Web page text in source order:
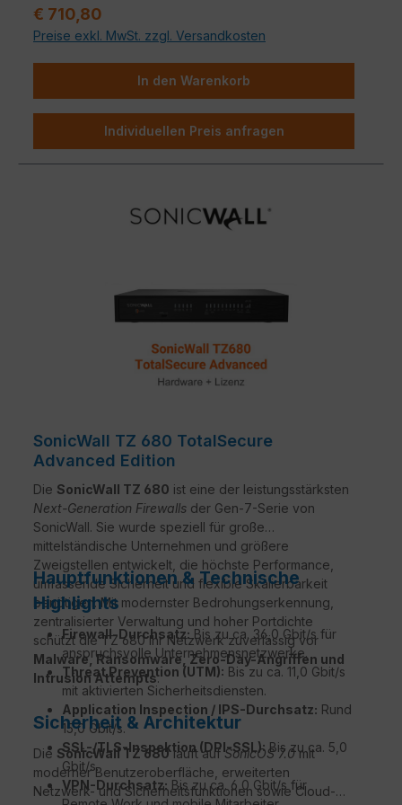
Verkaufspreis:
€ 710,80
Preise exkl. MwSt. zzgl. Versandkosten
In den Warenkorb
Individuellen Preis anfragen
SonicWall TZ 680 TotalSecure
Advanced Edition
Die SonicWall TZ 680 ist eine der leistungsstärksten
Next-Generation Firewalls der Gen-7-Serie von
SonicWall. Sie wurde speziell für große
mittelständische Unternehmen und größere
Zweigstellen entwickelt, die höchste Performance,
umfassende Sicherheit und flexible Skalierbarkeit
benötigen. Mit modernster Bedrohungserkennung,
zentralisierter Verwaltung und hoher Portdichte
schützt die TZ 680 Ihr Netzwerk zuverlässig vor
Malware, Ransomware, Zero-Day-Angriffen und
Intrusion Attempts.
Hauptfunktionen & Technische
Highlights
Firewall-Durchsatz: Bis zu ca. 36,0 Gbit/s für
anspruchsvolle Unternehmensnetzwerke.
Threat Prevention (UTM): Bis zu ca. 11,0 Gbit/s
mit aktivierten Sicherheitsdiensten.
Application Inspection / IPS-Durchsatz: Rund
15,0 Gbit/s.
SSL-/TLS-Inspektion (DPI-SSL):Bis zu ca. 5,0
Gbit/s.
VPN-Durchsatz: Bis zu ca. 6,0 Gbit/s für
Sicherheit & Architektur
Die SonicWall TZ 680läuft aufSonicOS 7.0mit
moderner Benutzeroberfläche, erweiterten
Netzwerk- und Sicherheitsfunktionen sowie Cloud-